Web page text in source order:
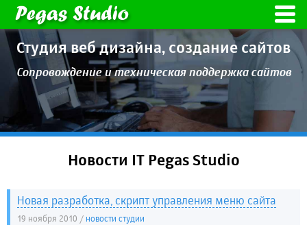
Студия веб дизайна, создание сайтов
Сопровождение и техническая поддержка сайтов
Новости IT Pegas Studio
Новая разработка, скрипт управления меню сайта
19 ноября 2010 /